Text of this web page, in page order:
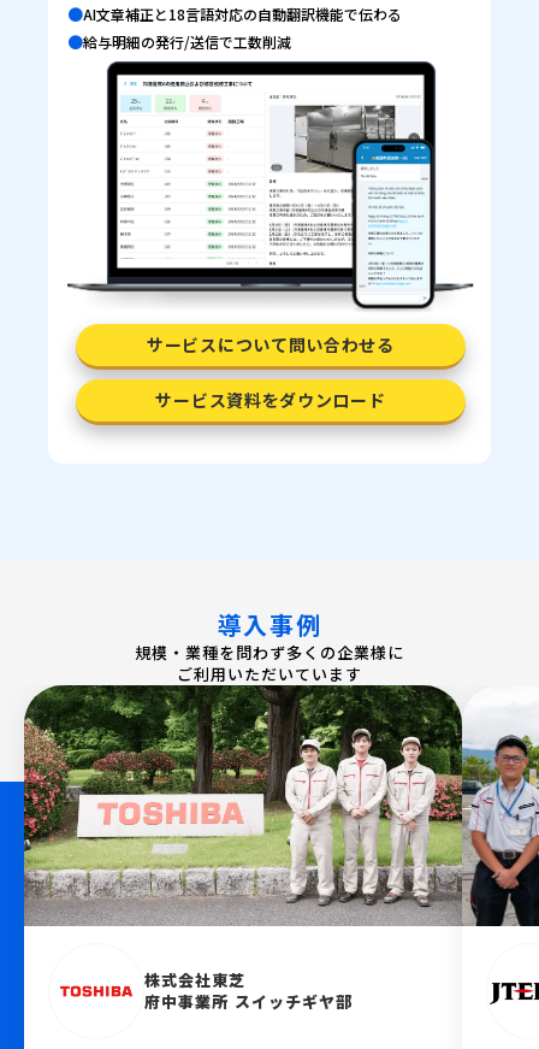
●AI文章補正と18言語対応の自動翻訳機能で伝わる
●給与明細の発行/送信で工数削減
サービスについて問い合わせる
サービス資料をダウンロード
導入事例
規模・業種を問わず多くの企業様に
ご利用いただいています
株式会社東芝
府中事業所 スイッチギヤ部